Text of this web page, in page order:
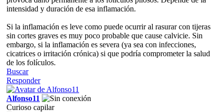
intensidad y duración de esa inflamación.
Si la inflamación es leve como puede ocurrir al rasurar con tijeras
sin cortes graves es muy poco probable que cause calvicie. Sin
embargo, si la inflamación es severa (ya sea con infecciones,
cicatrices o irritación crónica) si que podría comprometer la salud
de los folículos.
Buscar
Responder
Alfonso11
Curioso capilar